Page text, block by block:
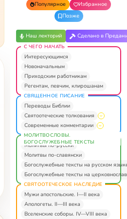
Популярное
Избранное
Позже
Наш лекторий Сделано в
С ЧЕГО НАЧАТЬ
Интересующимся
Новоначальным
Приходским работникам
Регентам, певчим, клирошанам
СВЯЩЕННОЕ ПИСАНИЕ
Переводы Библии
Святоотеческие толкования
Современные комментарии
МОЛИТВОСЛОВЫ.
БОГОСЛУЖЕБНЫЕ ТЕКСТЫ
Молитвы по-русски
Молитвы по-славянски
Богослужебные тексты на русском
Богослужебные тексты на
СВЯТООТЕЧЕСКОЕ НАСЛЕДИЕ
Мужи апостольские. I—II века
Апологеты. II—III века
Вселенские соборы. IV—VIII века